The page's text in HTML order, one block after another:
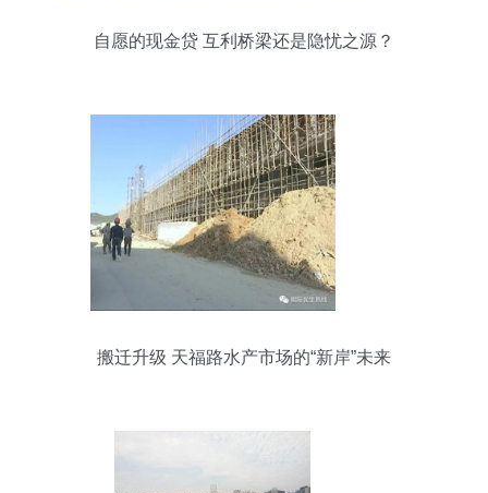
自愿的现金贷 互利桥梁还是隐忧之源？
搬迁升级 天福路水产市场的“新岸”未来